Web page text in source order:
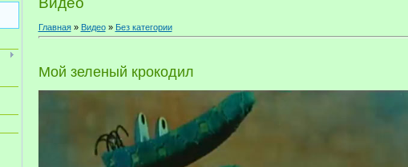
Главная» Видео» Без категории
Мой зеленый крокодил